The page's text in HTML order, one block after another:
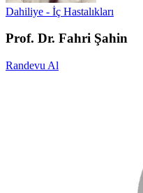
Dahiliye - İç Hastalıkları
Prof. Dr. Fahri Şahin
Randevu Al